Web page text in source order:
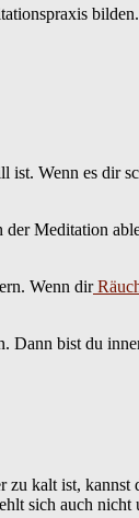
bilden.
ist. Wenn es dir
Meditation
Wenn dir
Dann bist du
kalt ist, kannst
sich auch